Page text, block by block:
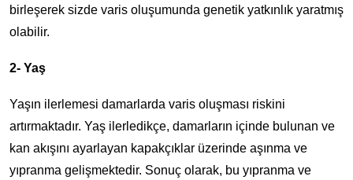
birleşerek sizde varis oluşumunda genetik yatkınlık yaratmış
olabilir.
2- Yaş
Yaşın ilerlemesi damarlarda varis oluşması riskini
artırmaktadır. Yaş ilerledikçe, damarların içinde bulunan ve
kan akışını ayarlayan kapakçıklar üzerinde aşınma ve
yıpranma gelişmektedir. Sonuç olarak, bu yıpranma ve